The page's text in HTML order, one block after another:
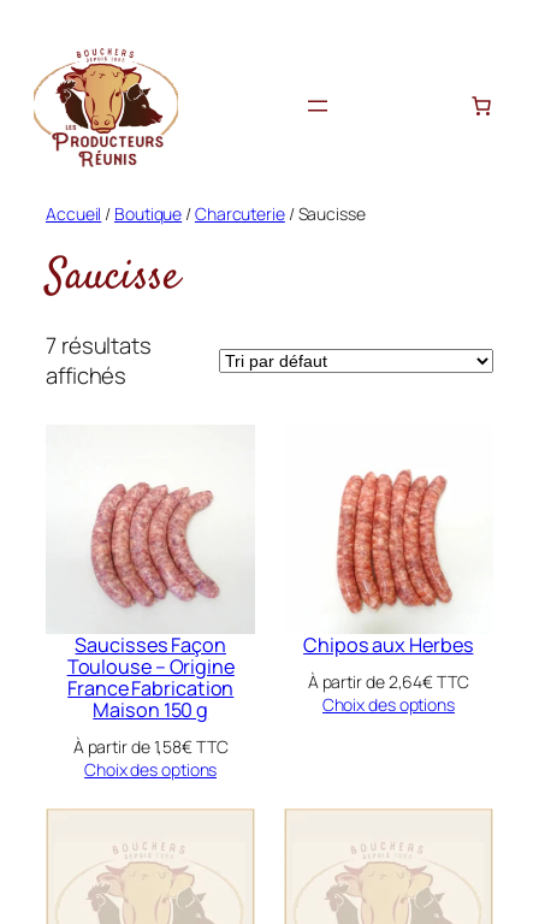
contenu
Accueil / Boutique /Charcuterie/ Saucisse
Saucisse
7 résultats
affichés
Saucisses Façon
Toulouse – Origine
France Fabrication
Maison 150 g
À partir de1,58€TTC
Choix des options
Chipos aux Herbes
À partir de2,64€TTC
Choix des options